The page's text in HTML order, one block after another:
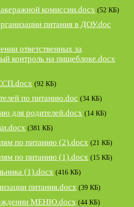
комиссии.docx (52 КБ)
питания в ДОУ.doc
ответственных за
контроль на пищеблоке.docx
(92 КБ)
по питанию.doc (34 КБ)
для родителей.docx (14 КБ)
(381 КБ)
по питанию (2).docx (21 КБ)
по питанию (1).docx (15 КБ)
(1).docx (416 КБ)
питания.docx (39 КБ)
МЕНЮ.docx (44 КБ)